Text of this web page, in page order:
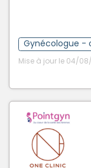
Gynécologue -
Mise à jour le 04/